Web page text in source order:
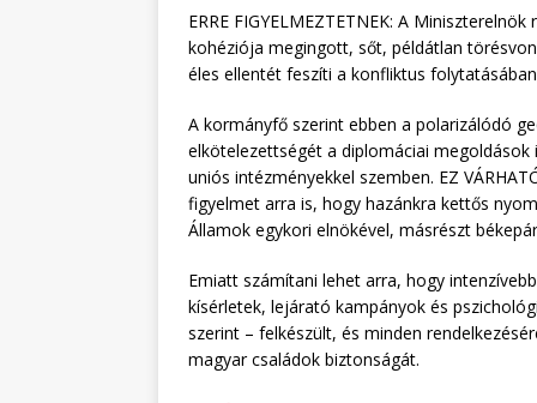
ERRE FIGYELMEZTETNEK: A
kohéziója megingott, sőt, példátlan
éles ellentét feszíti a konfliktus
A kormányfő szerint ebben a polarizálódó
elkötelezettségét a diplomáciai
uniós intézményekkel szemben. EZ
figyelmet arra is, hogy hazánkra kettős
Államok egykori elnökével, másrészt
Emiatt számítani lehet arra, hogy
kísérletek, lejárató kampányok és
szerint – felkészült, és minden
magyar családok biztonságát.